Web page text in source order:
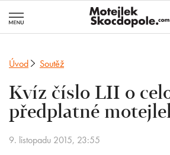
Úvod Soutěž
Kvíz číslo LII o
předplatné
9. listopadu 2015, 23:55